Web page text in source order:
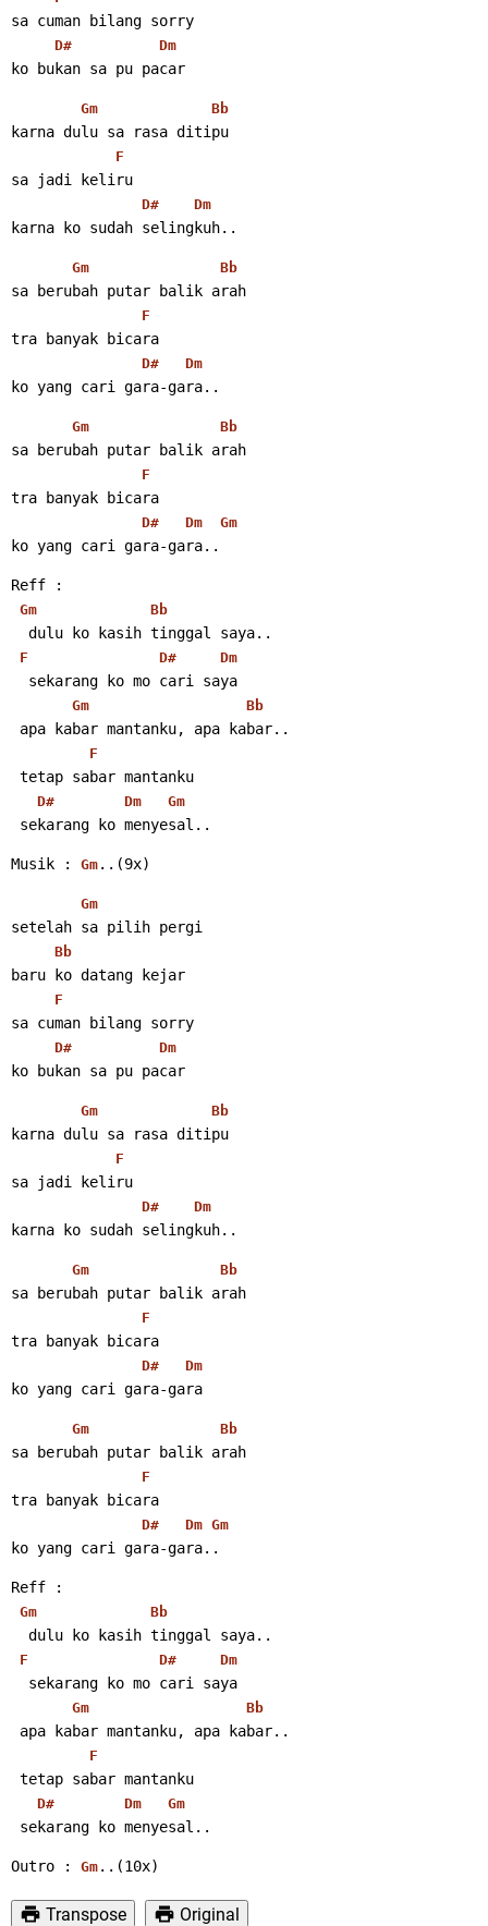
sa cuman bilang sorry
D# Dm
ko bukan sa pu pacar
Gm Bb
karna dulu sa rasa ditipu
F
sa jadi keliru
D# Dm
karna ko sudah selingkuh..
Gm Bb
sa berubah putar balik arah
F
tra banyak bicara
D# Dm
ko yang cari gara-gara..
Gm Bb
sa berubah putar balik arah
F
tra banyak bicara
D# Dm Gm
ko yang cari gara-gara..
Reff :
Gm Bb
  dulu ko kasih tinggal saya..
F D# Dm
  sekarang ko mo cari saya
Gm Bb
apa kabar mantanku, apa kabar..
F
tetap sabar mantanku
D# Dm Gm
sekarang ko menyesal..
Musik : Gm ..(9x)
Gm
setelah sa pilih pergi
Bb
baru ko datang kejar
F
sa cuman bilang sorry
D# Dm
ko bukan sa pu pacar
Gm Bb
karna dulu sa rasa ditipu
F
sa jadi keliru
D# Dm
karna ko sudah selingkuh..
Gm Bb
sa berubah putar balik arah
F
tra banyak bicara
D# Dm
ko yang cari gara-gara
Gm Bb
sa berubah putar balik arah
F
tra banyak bicara
D# Dm Gm
ko yang cari gara-gara..
Reff :
Gm Bb
  dulu ko kasih tinggal saya..
F D# Dm
  sekarang ko mo cari saya
Gm Bb
apa kabar mantanku, apa kabar..
F
tetap sabar mantanku
D# Dm Gm
sekarang ko menyesal..
Outro : Gm ..(10x)
Transpose
Original